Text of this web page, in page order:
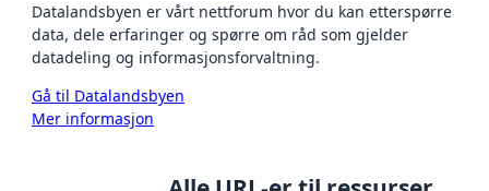
Datalandsbyen er vårt nettforum hvor du kan etterspørre
data, dele erfaringer og spørre om råd som gjelder
datadeling og informasjonsforvaltning.
Gå til Datalandsbyen
Mer informasjon